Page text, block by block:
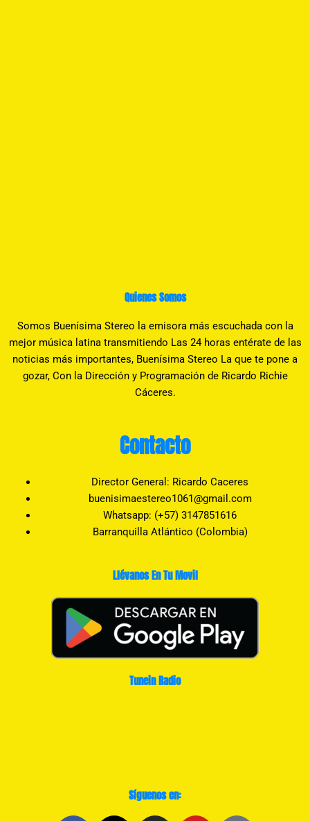
Quienes Somos
Somos Buenísima Stereo la emisora más escuchada con la
mejor música latina transmitiendo Las 24 horas entérate de las
noticias más importantes, Buenísima Stereo La que te pone a
gozar, Con la Dirección y Programación de Ricardo Richie
Cáceres.
Contacto
Director General: Ricardo Caceres
buenisimaestereo1061@gmail.com
Whatsapp: (+57) 3147851616
Barranquilla Atlántico (Colombia)
Llévanos En Tu Movil
Tunein Radio
Síguenos en: